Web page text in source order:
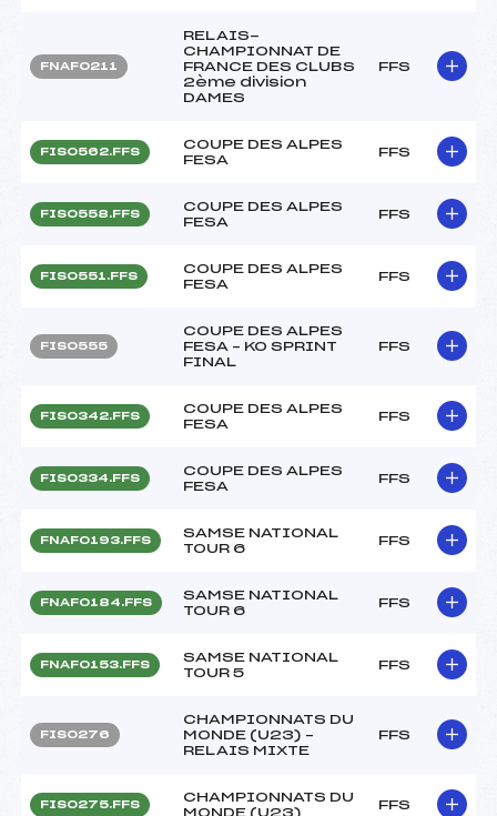
FNAF0211
RELAIS-
CHAMPIONNAT DE
FRANCE DES CLUBS
2ème division
DAMES
FFS
FIS0562.FFS
COUPE DES ALPES
FESA
FFS
FIS0558.FFS
COUPE DES ALPES
FESA
FFS
FIS0551.FFS
COUPE DES ALPES
FESA
FFS
FIS0555
COUPE DES ALPES
FESA – KO SPRINT
FINAL
FFS
FIS0342.FFS
COUPE DES ALPES
FESA
FFS
FIS0334.FFS
COUPE DES ALPES
FESA
FFS
FNAF0193.FFS
SAMSE NATIONAL
TOUR 6
FFS
FNAF0184.FFS
SAMSE NATIONAL
TOUR 6
FFS
FNAF0153.FFS
SAMSE NATIONAL
TOUR 5
FFS
FIS0276
CHAMPIONNATS DU
MONDE (U23) –
RELAIS MIXTE
FFS
FIS0275.FFS
CHAMPIONNATS DU
MONDE (U23)
FFS